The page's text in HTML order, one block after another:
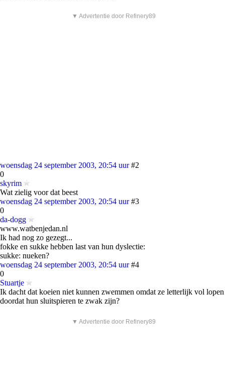
▼ Advertentie door Refinery89
woensdag 24 september 2003, 20:54 uur #2
0
skyrim
Wat zielig voor dat beest
woensdag 24 september 2003, 20:54 uur #3
0
da-dogg
www.watbenjedan.nl
Ik had nog zo gezegt...
fokke en sukke hebben last van hun dyslectie:
sukke: nueken?
woensdag 24 september 2003, 20:54 uur #4
0
Stuartje
Ik dacht dat koeien niet kunnen zwemmen omdat ze letterlijk vol lopen
doordat hun sluitspieren te zwak zijn?
▼ Advertentie door Refinery89